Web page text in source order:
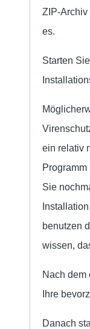
ZIP-Archiv
es.
Starten
ein relativ
Sie
benutzen
wissen,
Nach dem
Ihre
Danach